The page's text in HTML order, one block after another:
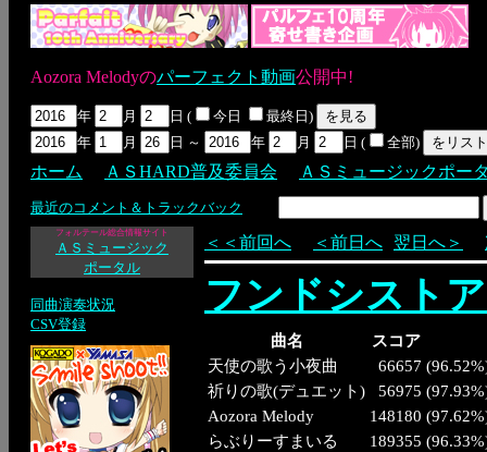
Aozora Melodyのパーフェクト動画公開中!
年 月 日 ( 今日
最終日)
年
月 日 ～ 年 月 日 ( 全部)
ホーム ＡＳHARD普及委員会 ＡＳミュージックポー
最近のコメント＆トラックバック
フォルテール総合情報サイト
ＡＳミュージック
ポータル
同曲演奏状況
CSV登録
＜＜前回へ ＜前日へ 翌日へ＞
フンドシスト
曲名
スコア
天使の歌う小夜曲
66657 (96.52%
祈りの歌(デュエット)
56975 (97.93%
Aozora Melody
148180 (97.62%
らぶりーすまいる
189355 (96.33%